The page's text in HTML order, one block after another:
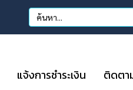
แจ้งการชำระเงิน ติดตา